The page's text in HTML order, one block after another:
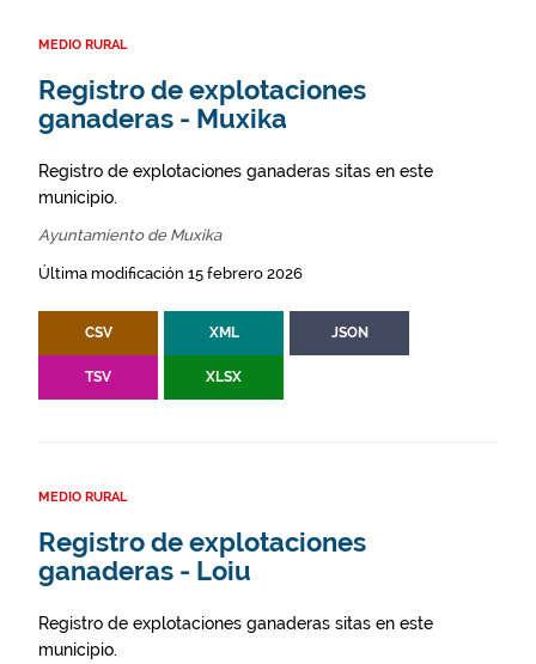
MEDIO RURAL
Registro de explotaciones
ganaderas - Muxika
Registro de explotaciones ganaderas sitas en este
municipio.
Ayuntamiento de Muxika
Última modificación 15 febrero 2026
CSV XML JSON
TSV XLSX
MEDIO RURAL
Registro de explotaciones
ganaderas - Loiu
Registro de explotaciones ganaderas sitas en este
municipio.